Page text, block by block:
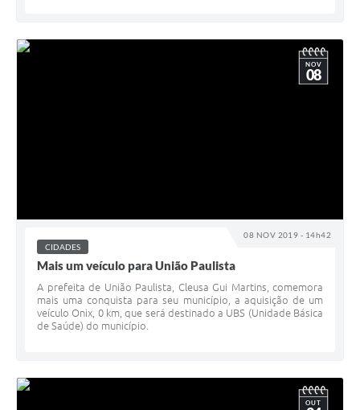
08 NOV 2019 - 14h42
NOV
08
CIDADES
Mais um veículo para União Paulista
A prefeita de União Paulista, Cleusa Gui Martins, comemora
mais uma conquista para seu município, a aquisição de um
veículo Onix, 0 km, que será destinado a UBS (Unidade Básica
de Saúde) do município.
OUT